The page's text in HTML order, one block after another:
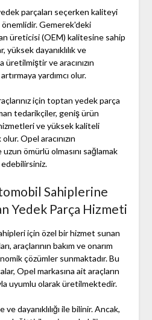
parçaları seçerken kaliteyi
Gemerek'deki
üreticisi (OEM) kalitesine sahip
yüksek dayanıklılık ve
ve aracınızın
yardımcı olur.
için toptan yedek parça
tedarikçiler, geniş ürün
ve yüksek kaliteli
Opel aracınızın
ömürlü olmasını sağlamak
Sahiplerine
Yedek Parça Hizmeti
için özel bir hizmet sunan
araçlarının bakım ve onarım
çözümler sunmaktadır. Bu
Opel markasına ait araçların
uyumlu olarak üretilmektedir.
dayanıklılığı ile bilinir. Ancak,